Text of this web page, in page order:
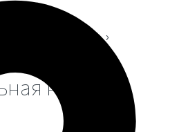
Услуги к оградам ›
ножка